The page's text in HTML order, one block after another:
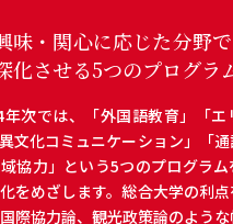
味・関心に応じた分野で
化させる5つのプログラ
次では、「外国語教育」「エ
文化コミュニケーション」「
協力」という5つのプログラ
をめざします。総合大学の利
際協力論、観光政策論のよう